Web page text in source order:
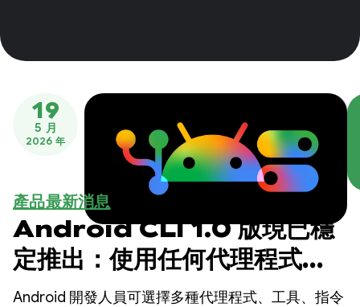
19
5 月
2026 年
產品最新消息
Android CLI 1.0 版現已穩
定推出：使用任何代理程式加
速開發 Android 應用程式
Android 開發人員可選擇多種代理程式、工具、指令